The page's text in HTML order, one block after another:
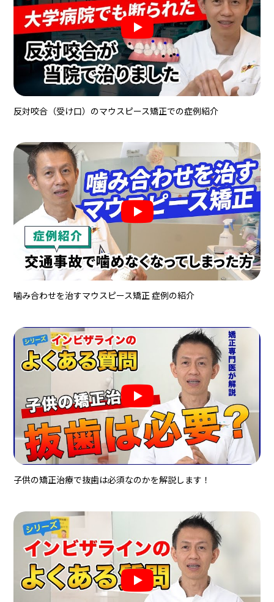
反対咬合（受け口）のマウスピース矯正での症例紹介
噛み合わせを治すマウスピース矯正 症例の紹介
子供の矯正治療で抜歯は必須なのかを解説します！